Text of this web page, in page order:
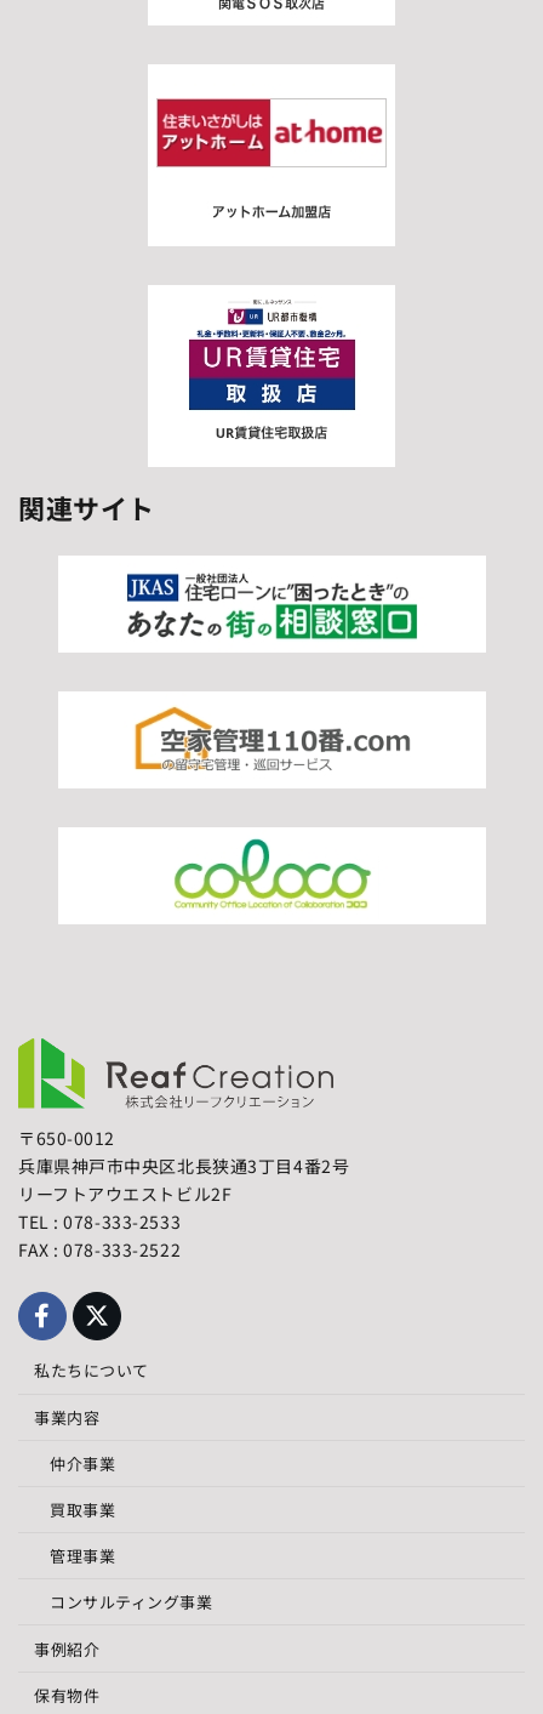
関連サイト
〒650-0012
兵庫県神戸市中央区北長狭通3丁目4番2号
リーフトアウエストビル2F
TEL : 078-333-2533
FAX : 078-333-2522
私たちについて
事業内容
仲介事業
買取事業
管理事業
コンサルティング事業
事例紹介
保有物件